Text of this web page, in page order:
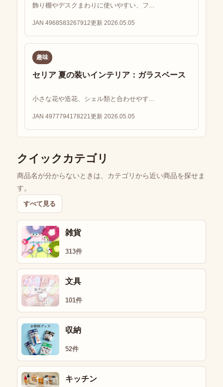
飾り棚やデスクまわりに使いやすい、フ...
JAN 4968583267912更新 2026.05.05
趣味
セリア 夏の装いインテリア：ガラスベース
小さな花や造花、シェル類と合わせやす...
JAN 4977794178221 更新 2026.05.05
クイックカテゴリ
商品名が分からないときは、カテゴリから近い商品を探せま
す。
すべて見る
雑貨
313件
文具
101件
収納
52件
キッチン